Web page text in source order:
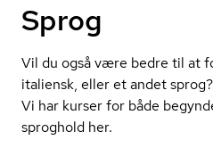
Sprog
Vil du også være bedre til at
italiensk, eller et andet
Vi har kurser for både
sproghold her.